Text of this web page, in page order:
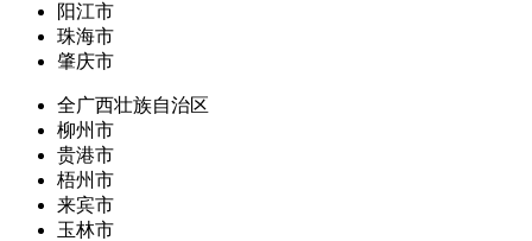
阳江市
珠海市
肇庆市
全广西壮族自治区
柳州市
贵港市
梧州市
来宾市
玉林市